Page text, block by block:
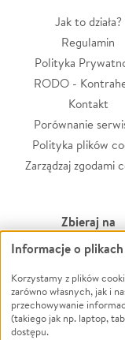
Jak to działa?
Regulamin
Polityka
RODO -
Kontakt
Porównanie
Polityka plików
Zarządzaj zgodami
Zbieraj na
Leczenie
Zwierzęta
Pożar
Ukraina
Informacje o
Korzystamy z plików
zarówno własnych, jak i
przechowywanie
(takiego jak np. laptop,
dostępu.